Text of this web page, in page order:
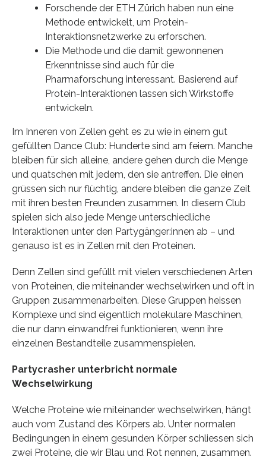
Forschende der ETH Zürich haben nun eine
Methode entwickelt, um Protein-
Interaktionsnetzwerke zu erforschen.
Die Methode und die damit gewonnenen
Erkenntnisse sind auch für die
Pharmaforschung interessant. Basierend auf
Protein-Interaktionen lassen sich Wirkstoffe
entwickeln.
Im Inneren von Zellen geht es zu wie in einem gut
gefüllten Dance Club: Hunderte sind am feiern. Manche
bleiben für sich alleine, andere gehen durch die Menge
und quatschen mit jedem, den sie antreffen. Die einen
grüssen sich nur flüchtig, andere bleiben die ganze Zeit
mit ihren besten Freunden zusammen. In diesem Club
spielen sich also jede Menge unterschiedliche
Interaktionen unter den Partygänger:innen ab – und
genauso ist es in Zellen mit den Proteinen.
Denn Zellen sind gefüllt mit vielen verschiedenen Arten
von Proteinen, die miteinander wechselwirken und oft in
Gruppen zusammenarbeiten. Diese Gruppen heissen
Komplexe und sind eigentlich molekulare Maschinen,
die nur dann einwandfrei funktionieren, wenn ihre
einzelnen Bestandteile zusammenspielen.
Partycrasher unterbricht normale
Wechselwirkung
Welche Proteine wie miteinander wechselwirken, hängt
auch vom Zustand des Körpers ab. Unter normalen
Bedingungen in einem gesunden Körper schliessen sich
zwei Proteine, die wir Blau und Rot nennen, zusammen.